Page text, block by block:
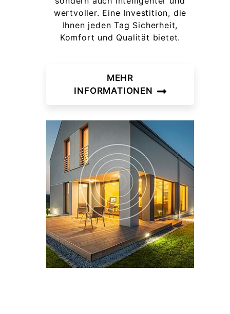
wertvoller. Eine Investition, die
Ihnen jeden Tag Sicherheit,
Komfort und Qualität bietet.
MEHR
INFORMATIONEN